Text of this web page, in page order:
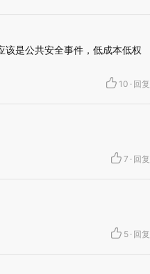
该是公共安全事件，低成本低权
10 · 回复
7 · 回复
5 · 回复